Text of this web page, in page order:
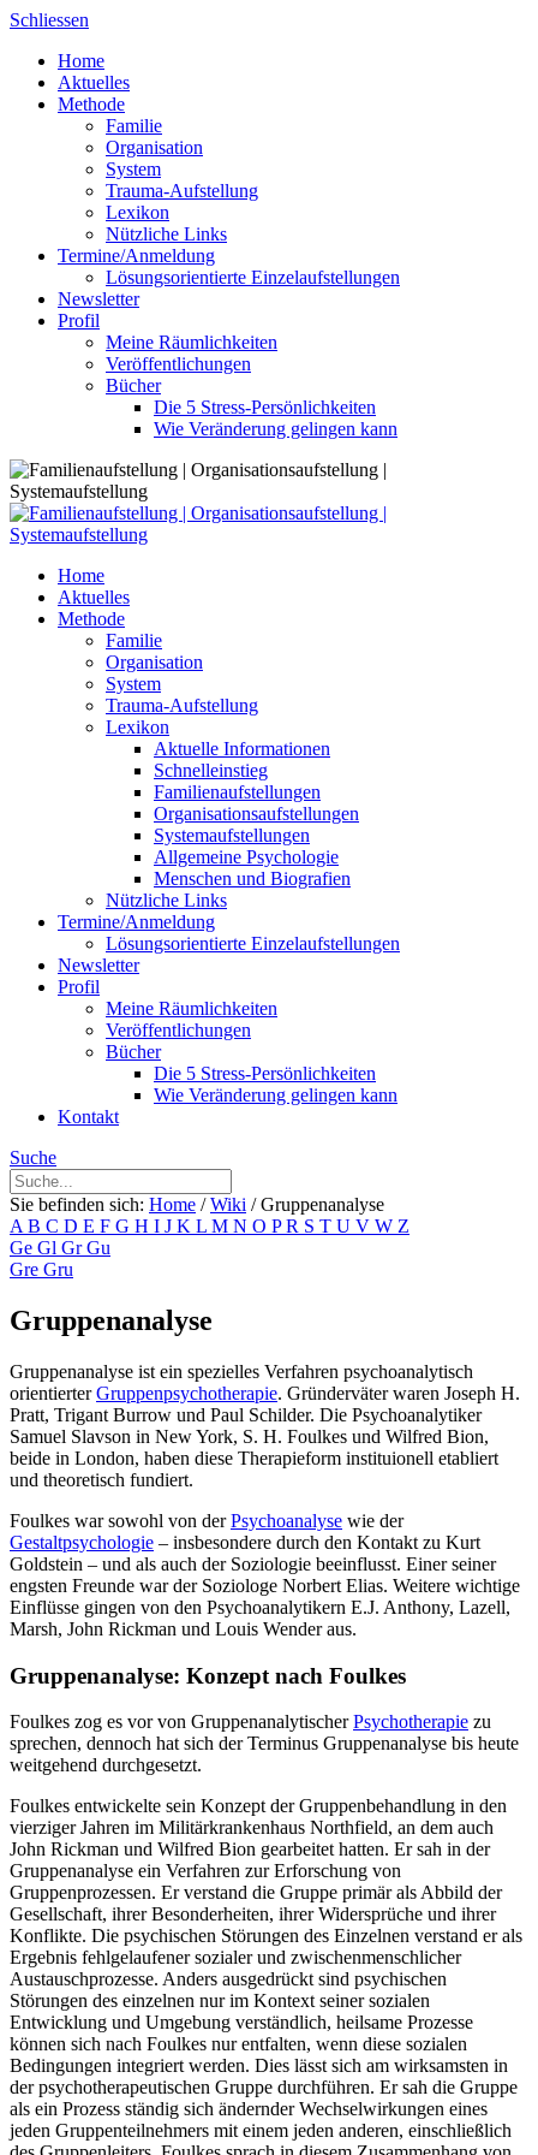
Skip
content
Schliessen
Home
Aktuelles
Methode
Familie
Organisation
System
Trauma-Aufstellung
Lexikon
Nützliche Links
Termine/Anmeldung
Lösungsorientierte Einzelaufstellungen
Newsletter
Profil
Meine Räumlichkeiten
Veröffentlichungen
Bücher
Die 5 Stress-Persönlichkeiten
Wie Veränderung gelingen kann
Home
Aktuelles
Methode
Familie
Organisation
System
Trauma-Aufstellung
Lexikon
Aktuelle Informationen
Schnelleinstieg
Familienaufstellungen
Organisationsaufstellungen
Systemaufstellungen
Allgemeine Psychologie
Menschen und Biografien
Nützliche Links
Termine/Anmeldung
Lösungsorientierte Einzelaufstellungen
Newsletter
Profil
Meine Räumlichkeiten
Veröffentlichungen
Bücher
Die 5 Stress-Persönlichkeiten
Wie Veränderung gelingen kann
Kontakt
Suche
Sie befinden sich: Home / Wiki / Gruppenanalyse
A B C D E F G H I J K L M N O PR S T U V W Z
Ge Gl GrGu
Gre Gru
Gruppenanalyse
Gruppenanalyse ist ein spezielles Verfahren psychoanalytisch
orientierterGruppenpsychotherapie. Gründerväter waren Joseph H.
Pratt, Trigant Burrow und Paul Schilder. Die Psychoanalytiker
Samuel Slavson in New York, S. H. Foulkes und Wilfred Bion,
beide in London, haben diese Therapieform instituionell etabliert
und theoretisch fundiert.
Foulkes war sowohl von derPsychoanalyse wie der
Gestaltpsychologie – insbesondere durch den Kontakt zu Kurt
Goldstein – und als auch der Soziologie beeinflusst. Einer seiner
engsten Freunde war der Soziologe Norbert Elias. Weitere wichtige
Einflüsse gingen von den Psychoanalytikern E.J. Anthony, Lazell,
Marsh, John Rickman und Louis Wender aus.
Gruppenanalyse: Konzept nach Foulkes
Foulkes zog es vor von GruppenanalytischerPsychotherapie zu
sprechen, dennoch hat sich der Terminus Gruppenanalyse bis heute
weitgehend durchgesetzt.
Foulkes entwickelte sein Konzept der Gruppenbehandlung in den
vierziger Jahren im Militärkrankenhaus Northfield, an dem auch
John Rickman und Wilfred Bion gearbeitet hatten. Er sah in der
Gruppenanalyse ein Verfahren zur Erforschung von
Gruppenprozessen. Er verstand die Gruppe primär als Abbild der
Gesellschaft, ihrer Besonderheiten, ihrer Widersprüche und ihrer
Konflikte. Die psychischen Störungen des Einzelnen verstand er als
Ergebnis fehlgelaufener sozialer und zwischenmenschlicher
Austauschprozesse. Anders ausgedrückt sind psychischen
Störungen des einzelnen nur im Kontext seiner sozialen
Entwicklung und Umgebung verständlich, heilsame Prozesse
können sich nach Foulkes nur entfalten, wenn diese sozialen
Bedingungen integriert werden. Dies lässt sich am wirksamsten in
der psychotherapeutischen Gruppe durchführen. Er sah die Gruppe
als ein Prozess ständig sich ändernder Wechselwirkungen eines
jeden Gruppenteilnehmers mit einem jeden anderen, einschließlich